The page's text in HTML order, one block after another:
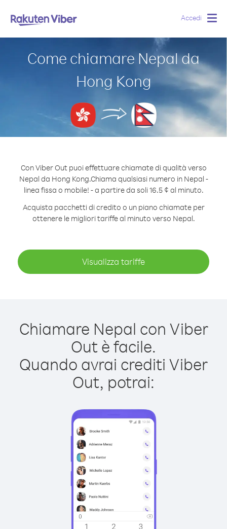
Accedi
Come chiamare Nepal da
Hong Kong
Con Viber Out puoi effettuare chiamate di qualità verso
Nepal da Hong Kong.Chiama qualsiasi numero in Nepal -
linea fissa o mobile! - a partire da soli 16.5 ¢ al minuto.
Acquista pacchetti di credito o un piano chiamate per
ottenere le migliori tariffe al minuto verso Nepal.
Visualizza tariffe
Chiamare Nepal con Viber
Out è facile.
Quando avrai crediti Viber
Out, potrai: